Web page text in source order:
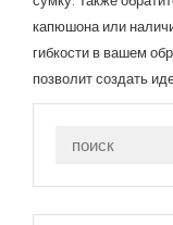
капюшона или
гибкости в вашем
позволит создать